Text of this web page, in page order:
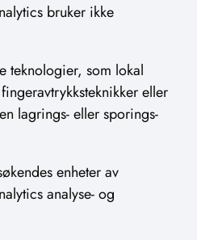
bruker ikke
teknologier, som lokal
eller
lagrings- eller sporings-
enheter av
analyse- og